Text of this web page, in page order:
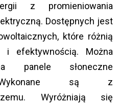
z promieniowania
Dostępnych jest
które różnią
efektywnością. Można
panele słoneczne
Wykonane są z
Wyróżniają się